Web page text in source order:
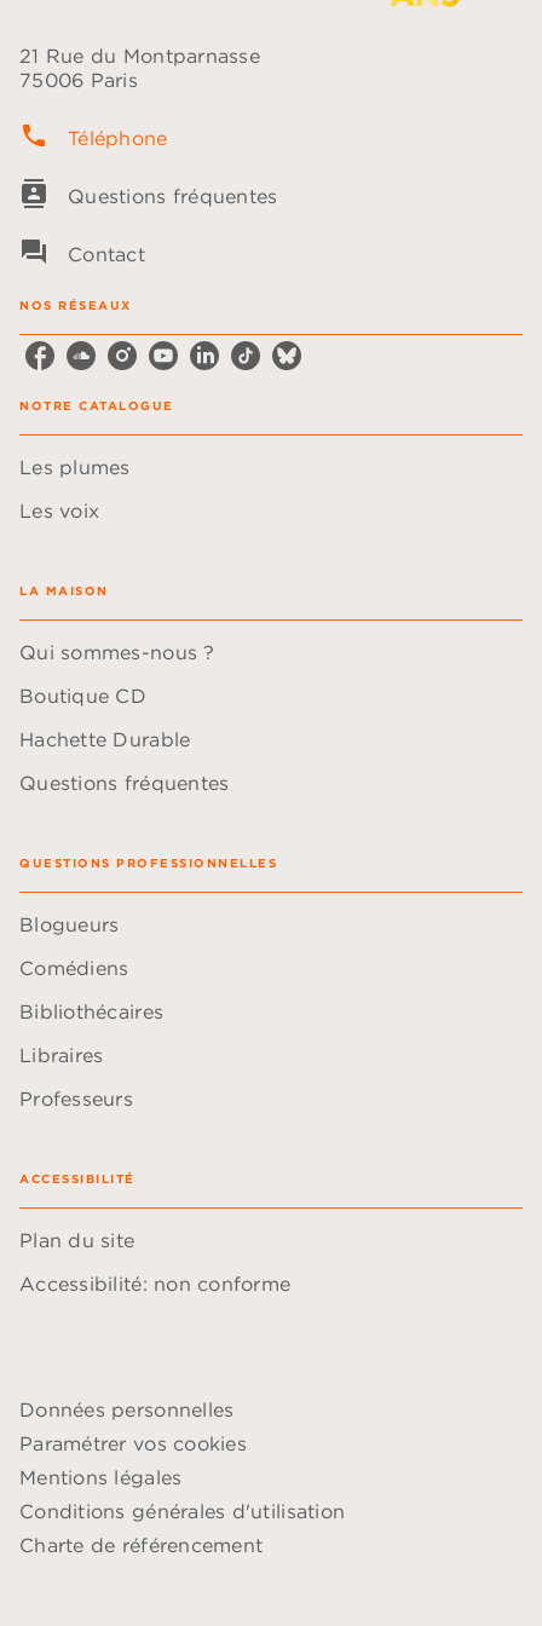
21 Rue du Montparnasse
75006 Paris
phone Téléphone
contacts Questions fréquentes
question_answer Contact
NOS RÉSEAUX
NOTRE CATALOGUE
Les plumes
Les voix
LA MAISON
Qui sommes-nous ?
Boutique CD
Hachette Durable
Questions fréquentes
QUESTIONS PROFESSIONNELLES
Blogueurs
Comédiens
Bibliothécaires
Libraires
Professeurs
ACCESSIBILITÉ
Plan du site
Accessibilité: non conforme
Données personnelles
Paramétrer vos cookies
Mentions légales
Conditions générales d'utilisation
Charte de référencement